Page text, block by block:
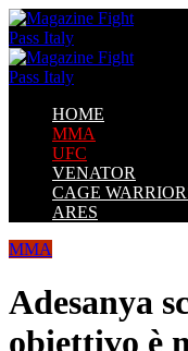
HOME
MMA
UFC
VENATOR
CAGE
ARES
MMA
Adesanya
obiettivo è